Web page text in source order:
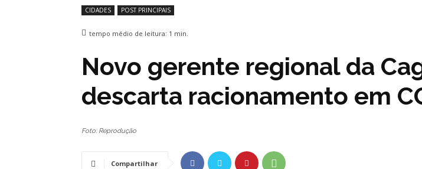
CIDADES POST PRINCIPAIS
tempo médio de leitura: 1 min.
Novo gerente regional da
descarta racionamento em
Foto: Reprodução
Compartilhar